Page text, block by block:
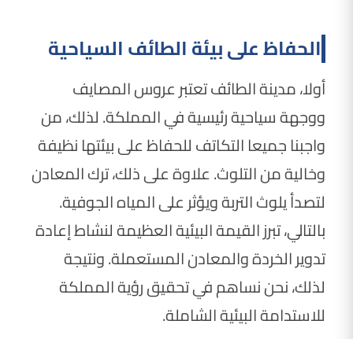
الحفاظ على بيئة الطائف السياحية
أولا، مدينة الطائف تعتبر عروس المصايف
ووجهة سياحية رئيسية في المملكة. لذلك، من
واجبنا جميعا التكاتف للحفاظ على بيئتها نظيفة
وخالية من التلوث. علاوة على ذلك، ترك المعادن
لتصدأ يلوث التربة ويؤثر على المياه الجوفية.
بالتالي، تبرز القيمة البيئية العظيمة لنشاط إعادة
تدوير الخردة والمعادن المستعملة. ونتيجة
لذلك، نحن نساهم في تحقيق رؤية المملكة
للاستدامة البيئية الشاملة.